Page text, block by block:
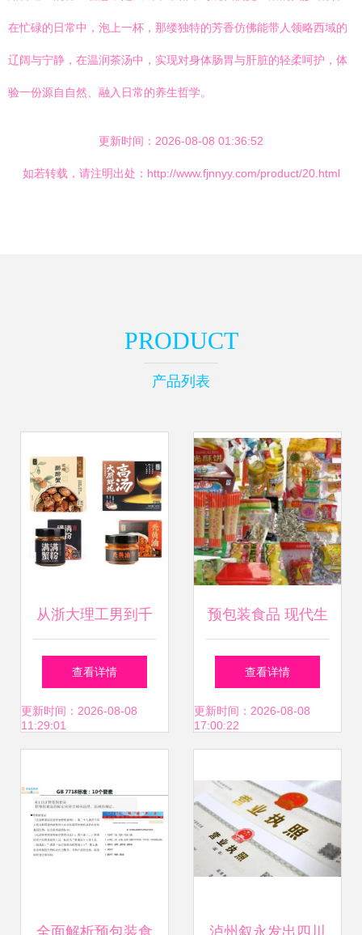
在忙碌的日常中，泡上一杯，那缕独特的芳香仿佛能带人领略西域的
辽阔与宁静，在温润茶汤中，实现对身体肠胃与肝脏的轻柔呵护，体
验一份源自自然、融入日常的养生哲学。
更新时间：2026-08-08 01:36:52
如若转载，请注明出处：http://www.fjnnyy.com/product/20.html
PRODUCT
产品列表
从浙大理工男到千
万元融资｜他将螃
蟹玩转出李子柒、
红标准
查看详情
更新时间：2026-08-08
11:29:01
预包装食品 现代生
活的便捷选择与安
全指南
查看详情
更新时间：2026-08-08
17:00:22
全面解析预包装食 泸州叙永发出四川